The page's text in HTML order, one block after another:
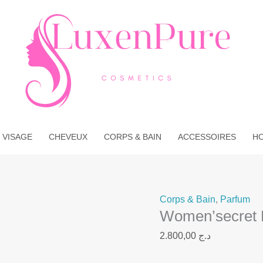
VISAGE CHEVEUX CORPS & BAIN ACCESSOIRES
Corps & Bain, Parfum
د.ج
de
Women'secret
Divine